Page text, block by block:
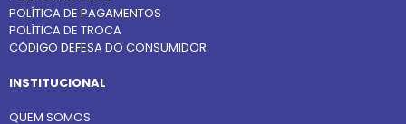
POLÍTICA DE PAGAMENTOS
POLÍTICA DE TROCA
CÓDIGO DEFESA DO CONSUMIDOR
INSTITUCIONAL
QUEM SOMOS